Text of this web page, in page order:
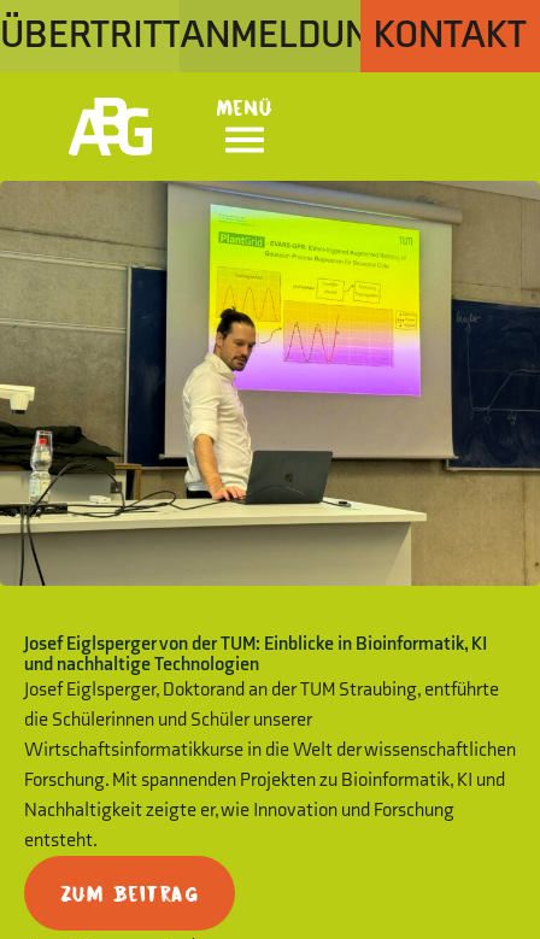
ÜBERTRITTANMELDUNGKONTAKT
Menü
Josef Eiglsperger von der TUM: Einblicke in Bioinformatik, KI
und nachhaltige Technologien
Josef Eiglsperger, Doktorand an der TUM Straubing, entführte
die Schülerinnen und Schüler unserer
Wirtschaftsinformatikkurse in die Welt der wissenschaftlichen
Forschung. Mit spannenden Projekten zu Bioinformatik, KI und
Nachhaltigkeit zeigte er, wie Innovation und Forschung
entsteht.
Zum Beitrag